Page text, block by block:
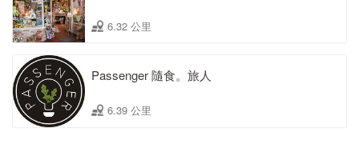
6.32 公里
Passenger 隨食。旅人
6.39 公里